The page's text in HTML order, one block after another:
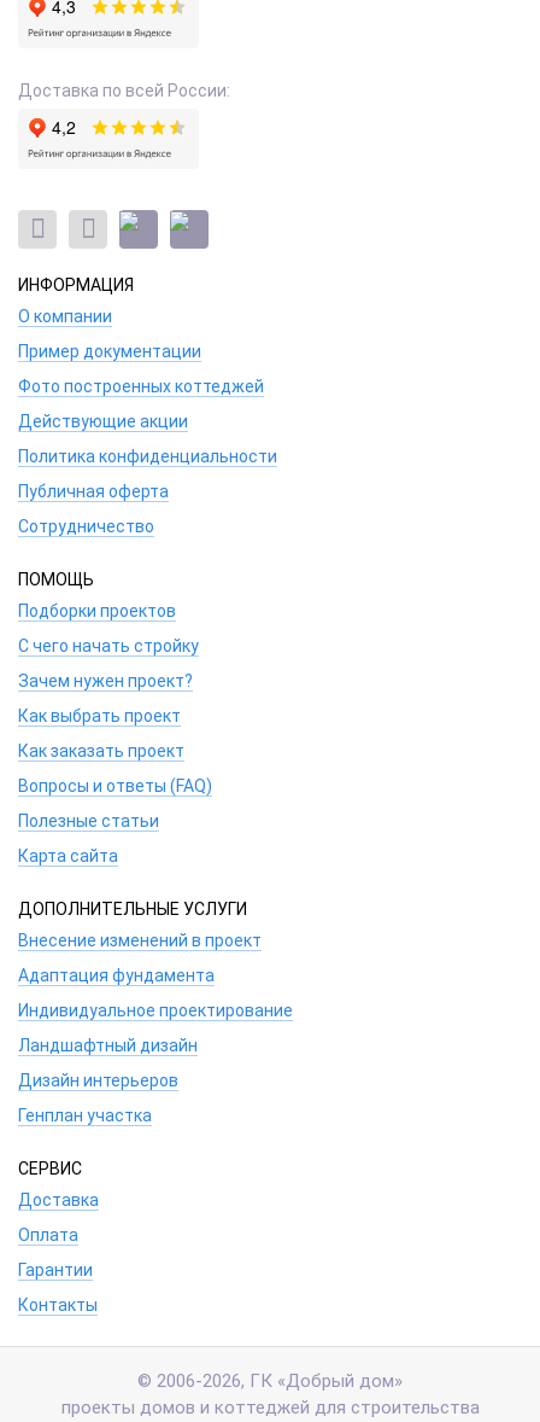
Доставка по всей России:
ИНФОРМАЦИЯ
О компании
Пример документации
Фото построенных коттеджей
Действующие акции
Политика конфиденциальности
Публичная оферта
Сотрудничество
ПОМОЩЬ
Подборки проектов
С чего начать стройку
Зачем нужен проект?
Как выбрать проект
Как заказать проект
Вопросы и ответы (FAQ)
Полезные статьи
Карта сайта
ДОПОЛНИТЕЛЬНЫЕ УСЛУГИ
Внесение изменений в проект
Адаптация фундамента
Индивидуальное проектирование
Ландшафтный дизайн
Дизайн интерьеров
Генплан участка
СЕРВИС
Доставка
Оплата
Гарантии
Контакты
© 2006-2026, ГК «Добрый дом»
проекты домов и коттеджей для строительства